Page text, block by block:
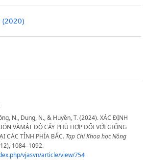
(2020)
N., Dung, N., & Huyền, T. (2024). XÁC ĐỊNH
VÀMẬT ĐỘ CẤY PHÙ HỢP ĐỐI VỚI GIỐNG
CÁC TỈNH PHÍA BẮC. Tạp Chí Khoa học Nông
1084–1092.
vjasvn/article/view/754